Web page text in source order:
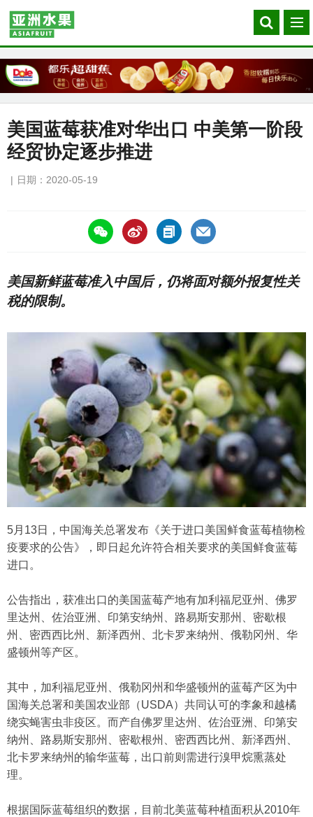
Search
our
菜
单
美国蓝莓获准对华出口 中美第一阶段
经贸协定逐步推进
日期：2020-05-19
https://asiafruitchina.net/19545.html
美国新鲜蓝莓准入中国后，仍将面对额外报复性关
税的限制。
5月13日，中国海关总署发布《关于进口美国鲜食蓝莓植物检
疫要求的公告》，即日起允许符合相关要求的美国鲜食蓝莓
进口。
公告指出，获准出口的美国蓝莓产地有加利福尼亚州、佛罗
里达州、佐治亚洲、印第安纳州、路易斯安那州、密歇根
州、密西西比州、新泽西州、北卡罗来纳州、俄勒冈州、华
盛顿州等产区。
其中，加利福尼亚州、俄勒冈州和华盛顿州的蓝莓产区为中
国海关总署和美国农业部（USDA）共同认可的李象和越橘
绕实蝇害虫非疫区。而产自佛罗里达州、佐治亚洲、印第安
纳州、路易斯安那州、密歇根州、密西西比州、新泽西州、
北卡罗来纳州的输华蓝莓，出口前则需进行溴甲烷熏蒸处
理。
根据国际蓝莓组织的数据，目前北美蓝莓种植面积从2010年